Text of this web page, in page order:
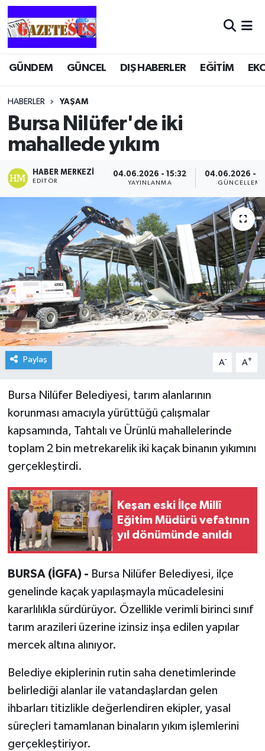
GÜNDEM GÜNCEL DIŞ HABERLER EĞİTİM
HABERLER YAŞAM
Bursa Nilüfer'de iki
mahallede yıkım
HABER MERKEZI
EDITÖR
04.06.2026 - 15:32
YAYINLANMA
04.06.2026 -
GÜNCELLEME
Paylaş A- A+
Bursa Nilüfer Belediyesi, tarım alanlarının
korunması amacıyla yürüttüğü çalışmalar
kapsamında, Tahtalı ve Ürünlü mahallelerinde
toplam 2 bin metrekarelik iki kaçak binanın yıkımını
gerçekleştirdi.
Keşan eski İlçe Millî
Eğitim Müdürü vefatının
yıl dönümünde anıldı
BURSA (İGFA) - Bursa Nilüfer Belediyesi, ilçe
genelinde kaçak yapılaşmayla mücadelesini
kararlılıkla sürdürüyor. Özellikle verimli birinci sınıf
tarım arazileri üzerine izinsiz inşa edilen yapılar
mercek altına alınıyor.
Belediye ekiplerinin rutin saha denetimlerinde
belirlediği alanlar ile vatandaşlardan gelen
ihbarları titizlikle değerlendiren ekipler, yasal
süreçleri tamamlanan binaların yıkım işlemlerini
gerçekleştiriyor.